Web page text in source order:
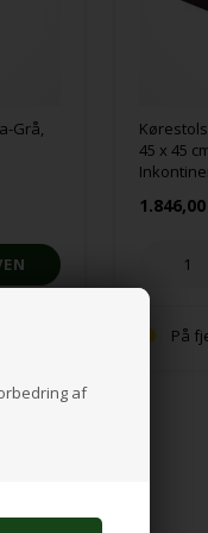
af
Grå,
45 x 45
1.846,00
På